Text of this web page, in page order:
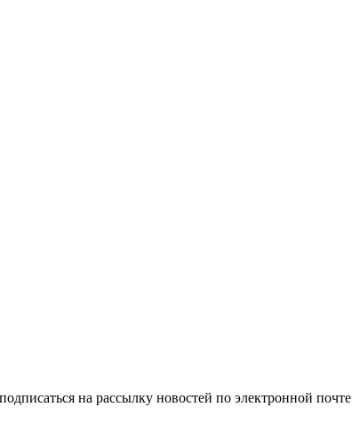
на рассылку новостей по электронной почте